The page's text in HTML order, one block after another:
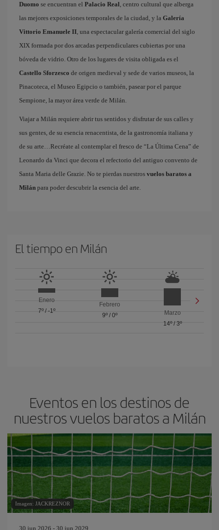
Duomo se encuentran el Palacio Real, centro cultural que alberga
las mejores exposiciones temporales de la ciudad, y la Galería
Vittorio Emanuele II, una espectacular galería comercial del siglo
XIX formada por dos arcadas perpendiculares cubiertas por una
bóveda de vidrio. Otro de los lugares de visita obligada es el
Castello Sforzesco de origen medieval y sede de varios museos, la
Pinacoteca, el Museo Egipcio o también, pasear por el parque
Sempione, la mayor área verde de Milán.
Viajar a Milán requiere abrir tus sentidos y disfrutar de sus calles y
sus gentes, de su esencia renacentista, de la gastronomía italiana y
de su arte…Recréate al contemplar el fresco de “La Última Cena” de
Leonardo da Vinci que decora el refectorio del antiguo convento de
Santa Maria delle Grazie. No te pierdas nuestros vuelos baratos a
Milán para poder descubrir la esencia del arte.
El tiempo en Milán
Enero
7º/ -1º
Febrero
9º/ 0º
Marzo
14º/ 3º
Eventos en los destinos de
nuestros vuelos baratos a Milán
Imagen: JACKREZNOR
30 jun 2026 - 30 jun 2029